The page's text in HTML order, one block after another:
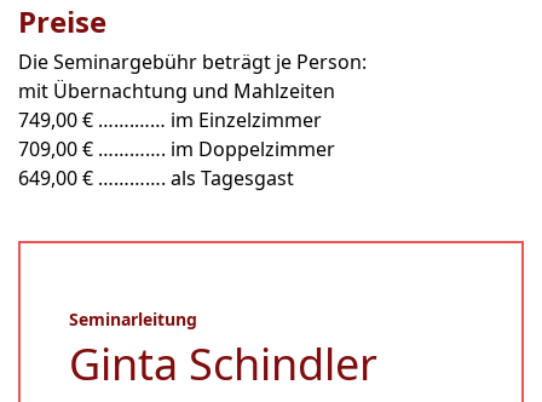
Preise
Die Seminargebühr beträgt je Person:
mit Übernachtung und Mahlzeiten
749,00 € …….…… im Einzelzimmer
709,00 € …………. im Doppelzimmer
649,00 € …………. als Tagesgast
Seminarleitung
Ginta Schindler